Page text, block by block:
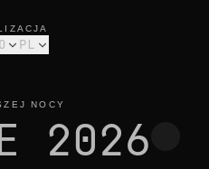
PL
NOCY
2026